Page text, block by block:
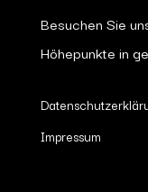
Besuchen Sie
Höhepunkte in
Impressum